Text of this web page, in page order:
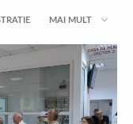
MAI MULT